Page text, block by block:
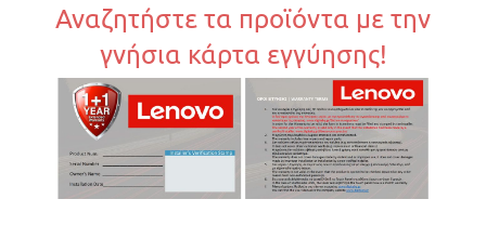
Αναζητήστε τα προϊόντα με την
γνήσια κάρτα εγγύησης!